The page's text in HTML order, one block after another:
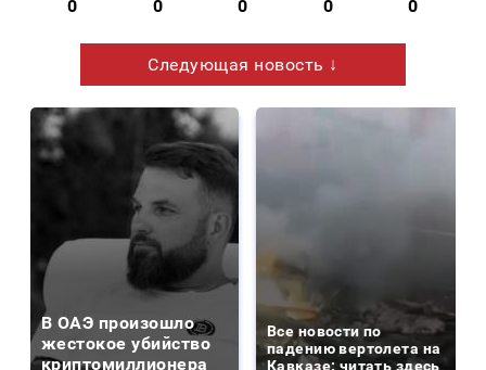
0 0 0 0 0
Следующая новость ↓
В ОАЭ произошло
жестокое убийство
криптомиллионера
Все новости по
падению вертолета на
Кавказе: читать здесь